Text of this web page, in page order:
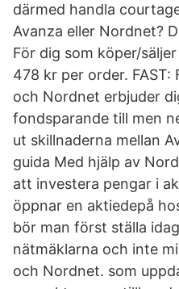
därmed handla
Avanza eller Nordnet?
För dig som köper/
478 kr per order.
och Nordnet erbjuder
fondsparande till men
ut skillnaderna mellan
guida Med hjälp av
att investera pengar i
öppnar en aktiedepå
bör man först ställa
nätmäklarna och inte
och Nordnet. som